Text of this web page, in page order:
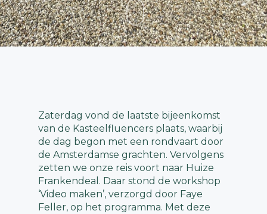
Zaterdag vond de laatste bijeenkomst
van de Kasteelfluencers plaats, waarbij
de dag begon met een rondvaart door
de Amsterdamse grachten. Vervolgens
zetten we onze reis voort naar Huize
Frankendeal. Daar stond de workshop
‘Video maken’, verzorgd door Faye
Feller, op het programma. Met deze